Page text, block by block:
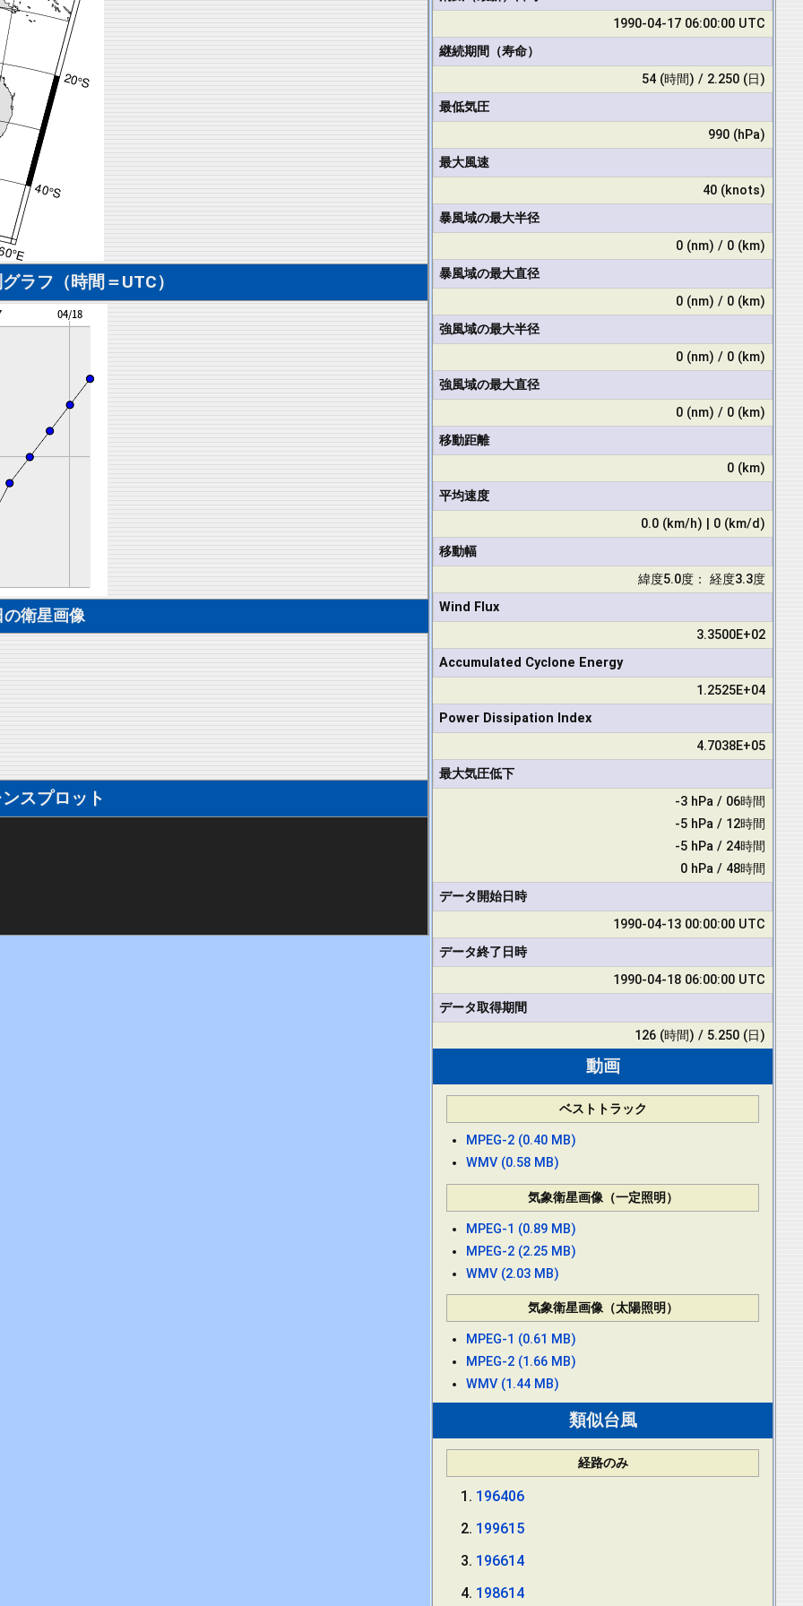
ラフ（時間＝UTC）
の衛星画像
スプロット
1990-04-17 06:00:00 UTC
継続期間（寿命）
54 (時間) / 2.250 (日)
最低気圧
990 (hPa)
最大風速
40 (knots)
暴風域の最大半径
0 (nm) / 0 (km)
暴風域の最大直径
0 (nm) / 0 (km)
強風域の最大半径
0 (nm) / 0 (km)
強風域の最大直径
0 (nm) / 0 (km)
移動距離
0 (km)
平均速度
0.0 (km/h) | 0 (km/d)
移動幅
緯度5.0度： 経度3.3度
Wind Flux
3.3500E+02
Accumulated Cyclone Energy
1.2525E+04
Power Dissipation Index
4.7038E+05
最大気圧低下
-3 hPa / 06時間
-5 hPa / 12時間
-5 hPa / 24時間
0 hPa / 48時間
データ開始日時
1990-04-13 00:00:00 UTC
データ終了日時
1990-04-18 06:00:00 UTC
データ取得期間
126 (時間) / 5.250 (日)
動画
ベストトラック
MPEG-2 (0.40 MB)
WMV (0.58 MB)
気象衛星画像（一定照明）
MPEG-1 (0.89 MB)
MPEG-2 (2.25 MB)
WMV (2.03 MB)
気象衛星画像（太陽照明）
MPEG-1 (0.61 MB)
MPEG-2 (1.66 MB)
WMV (1.44 MB)
類似台風
経路のみ
196406
199615
196614
198614